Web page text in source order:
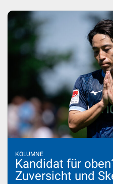
KOLUMNE
Kandidat für
Zuversicht und